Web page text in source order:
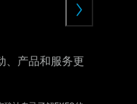
、产品和服务更